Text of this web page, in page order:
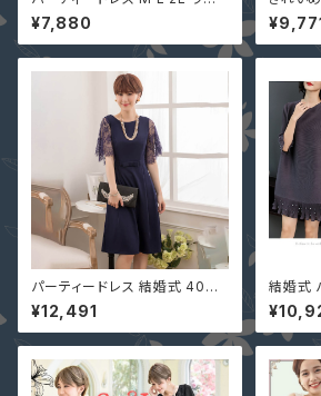
ベージュ ピンク 黒 一部即納 ワ
ンピース YJ-88956 チュール
リボン ベアトップ ミニドレス レ
¥7,880
ートコ
り 大き
り JY-
15号
パーティードレス 結婚式 40代
20代 レディース S-3L 大きい
サイズ レース袖 YJ-881836
黒 ネイビー ベージュ グレー ピ
ピース
¥12,491
結婚式
袖あり
式 披露
リル ゆ